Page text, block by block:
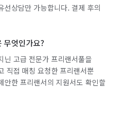
선상담만 가능합니다. 결제 후의
무엇인가요?
닌 고급 전문가 프리랜서풀을
직접 매칭 요청한 프리랜서뿐
안한 프리랜서의 지원서도 확인할